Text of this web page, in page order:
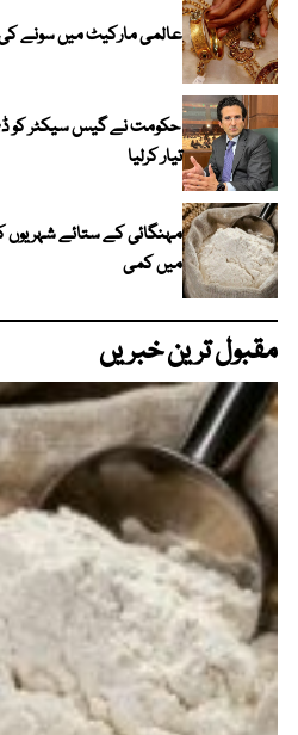
عالمی مارکیٹ میں سونے
حکومت نے گیس سیکٹر کو
تیار کرلیا
مہنگائی کے ستائے شہریوں
میں کمی
مقبول ترین خبریں